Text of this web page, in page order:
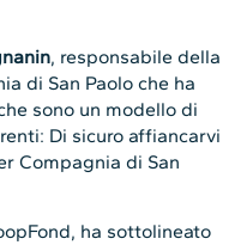
, responsabile della
di San Paolo che ha
sono un modello di
Di sicuro affiancarvi
Compagnia di San
ha sottolineato